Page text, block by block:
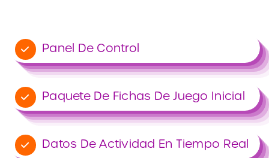
Panel De Control
Paquete De Fichas De Juego Inicial
Datos De Actividad En Tiempo Real